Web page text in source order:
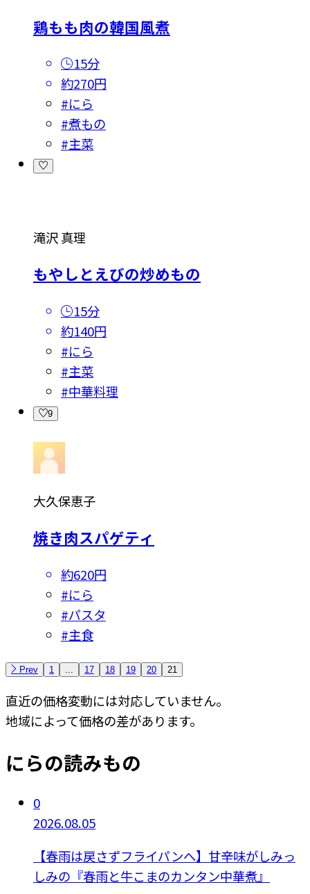
鶏もも肉の韓国風煮
15分
約270円
#にら
#煮もの
#主菜
滝沢 真理
もやしとえびの炒めもの
15分
約140円
#にら
#主菜
#中華料理
9
大久保恵子
焼き肉スパゲティ
約620円
#にら
#パスタ
#主食
Prev 1 ... 17 18 19 20 21
直近の価格変動には対応していません。
地域によって価格の差があります。
にらの読みもの
0
2026.08.05
【春雨は戻さずフライパンへ】甘辛味がしみっ
しみの『春雨と牛こまのカンタン中華煮』